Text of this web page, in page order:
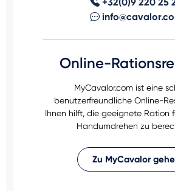
Online-
MyCavalor.com ist eine
benutzerfreundliche Online-
Ihnen hilft, die geeignete Ration
Handumdrehen zu
Zu MyCavalor